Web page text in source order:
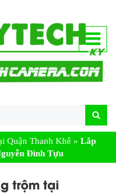
Quận Thanh Khê » Lắp
Đình Tựu
trộm tại